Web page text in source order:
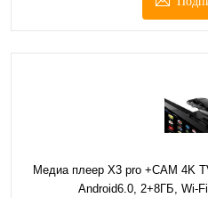
Медиа плеер X3 pro +CAM 4K
Android6.0, 2+8ГБ,